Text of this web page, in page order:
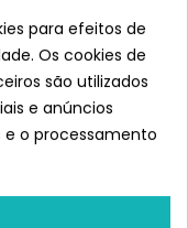
para efeitos de
Os cookies de
são utilizados
e anúncios
e o processamento